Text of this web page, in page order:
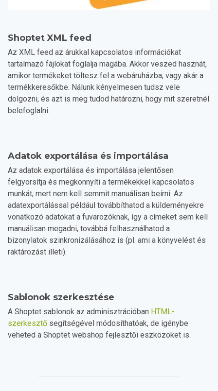
Shoptet XML feed
Az XML feed az árukkal kapcsolatos információkat
tartalmazó fájlokat foglalja magába. Akkor veszed hasznát,
amikor termékeket töltesz fel a webáruházba, vagy akár a
termékkeresőkbe. Nálunk kényelmesen tudsz vele
dolgozni, és azt is meg tudod határozni, hogy mit szeretnél
belefoglalni.
Adatok exportálása és importálása
Az adatok exportálása és importálása jelentősen
felgyorsítja és megkönnyíti a termékekkel kapcsolatos
munkát, mert nem kell semmit manuálisan beírni. Az
adatexportálással például továbbíthatod a küldeményekre
vonatkozó adatokat a fuvarozóknak, így a címeket sem kell
manuálisan megadni, továbbá felhasználhatod a
bizonylatok szinkronizálásához is (pl. ami a könyvelést és
raktározást illeti).
Sablonok szerkesztése
A Shoptet sablonok az adminisztrációban HTML-
szerkesztő segítségével módosíthatóak, de igénybe
veheted a Shoptet webshop fejlesztői eszközöket is.